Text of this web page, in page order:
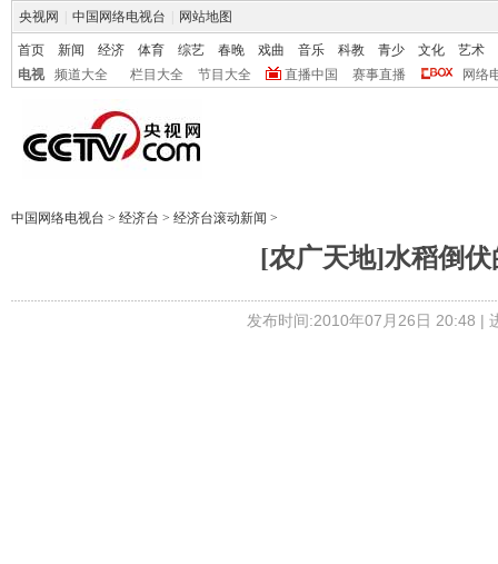
央视网 中国网络电视台 网站地图
首页 新闻 经济 体育 综艺 春晚 戏曲 音乐 科教 青少 文化
艺术
电视
频道大全 栏目大全 节目大全 直播中国 赛事直播 网络
中国网络电视台 > 经济台 > 经济台滚动新闻 >
[农广天地]水稻倒伏
发布时间:2010年07月26日 20:48 |